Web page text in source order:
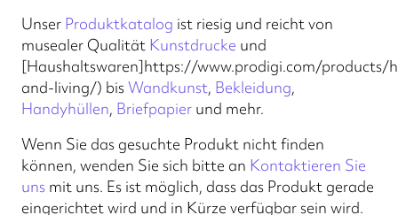
Unser Produktkatalog ist riesig und reicht von
musealer Qualität Kunstdrucke und
[Haushaltswaren]https://www.prodigi.com/products/
and-living/) bisWandkunst, Bekleidung,
Handyhüllen, Briefpapier und mehr.
Wenn Sie das gesuchte Produkt nicht finden
können, wenden Sie sich bitte an Kontaktieren Sie
uns mit uns. Es ist möglich, dass das Produkt gerade
eingerichtet wird und in Kürze verfügbar sein wird.